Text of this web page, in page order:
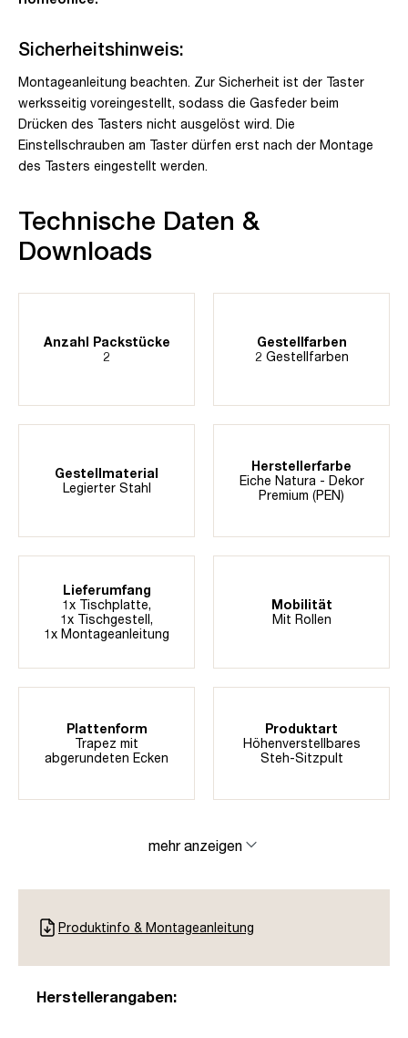
Sicherheitshinweis:
Montageanleitung beachten. Zur Sicherheit ist der Taster
werksseitig voreingestellt, sodass die Gasfeder beim
Drücken des Tasters nicht ausgelöst wird. Die
Einstellschrauben am Taster dürfen erst nach der Montage
des Tasters eingestellt werden.
Technische Daten &
Downloads
Anzahl Packstücke
2
Gestellfarben
2 Gestellfarben
Gestellmaterial
Legierter Stahl
Herstellerfarbe
Eiche Natura - Dekor
Premium (PEN)
Lieferumfang
1x Tischplatte,
1x Tischgestell,
1x Montageanleitung
Mobilität
Mit Rollen
Plattenform
Trapez mit
abgerundeten Ecken
Produktart
Höhenverstellbares
Steh-Sitzpult
mehr anzeigen
Produktinfo & Montageanleitung
Herstellerangaben: